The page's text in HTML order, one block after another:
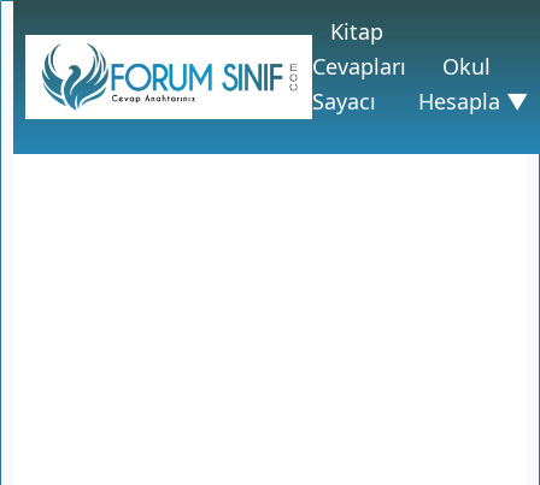
Kitap
Cevapları
Okul
Sayacı
Hesapla ▼